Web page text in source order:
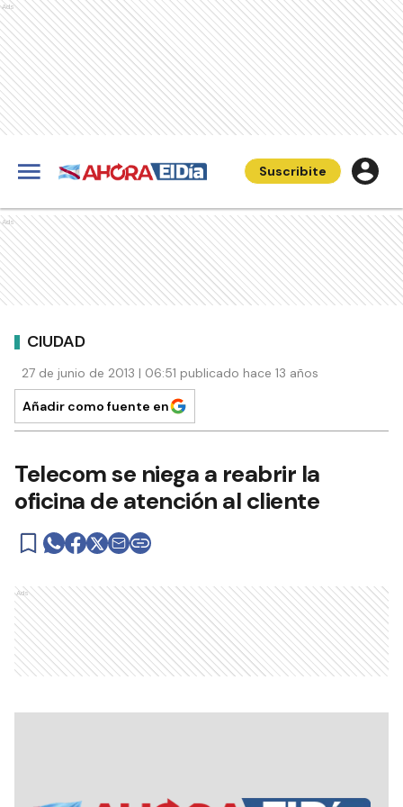
Ads
Suscribite
Ads
CIUDAD
27 de junio de 2013 | 06:51 publicado hace 13 años
Añadir como fuente en
Telecom se niega a reabrir la
oficina de atención al cliente
Ads